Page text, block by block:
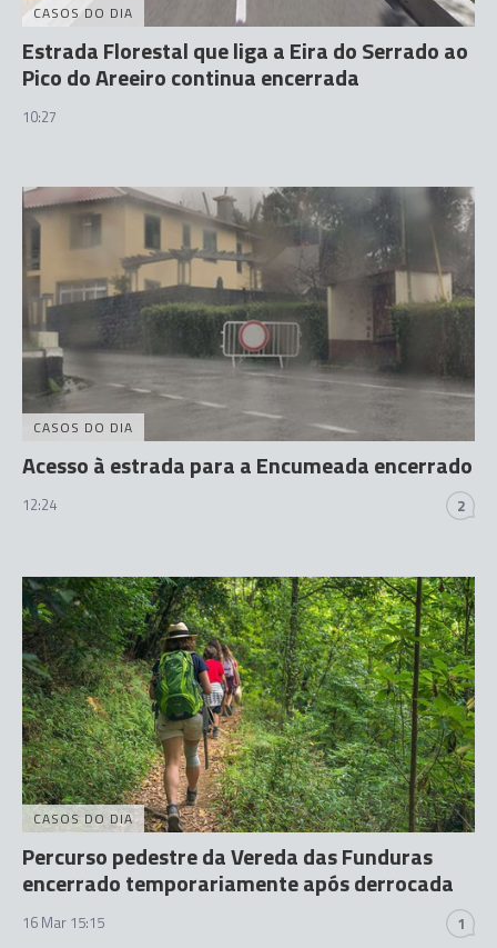
CASOS DO DIA
Estrada Florestal que liga a Eira do Serrado ao
Pico do Areeiro continua encerrada
10:27
CASOS DO DIA
Acesso à estrada para a Encumeada encerrado
12:24 2
CASOS DO DIA
Percurso pedestre da Vereda das Funduras
encerrado temporariamente após derrocada
16 Mar 15:15 1